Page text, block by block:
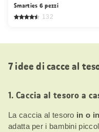
Smarties 6 pezzi
132
7 idee di cacce al
1. Caccia al tesoro a
La caccia al tesoro in o
adatta per i bambini